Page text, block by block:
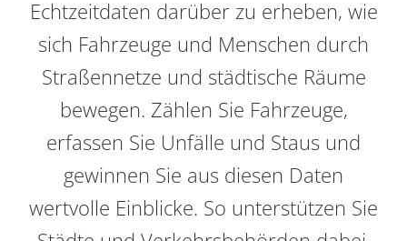
Echtzeitdaten darüber zu erheben, wie
sich Fahrzeuge und Menschen durch
Straßennetze und städtische Räume
bewegen. Zählen Sie Fahrzeuge,
erfassen Sie Unfälle und Staus und
gewinnen Sie aus diesen Daten
wertvolle Einblicke. So unterstützen Sie